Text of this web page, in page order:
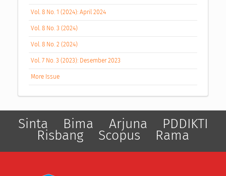
Vol. 8 No. 1 (2024): April 2024
Vol. 8 No. 3 (2024)
Vol. 8 No. 2 (2024)
Vol. 7 No. 3 (2023): Desember 2023
More Issue
Sinta Bima Arjuna PDDIKTI
Risbang Scopus Rama